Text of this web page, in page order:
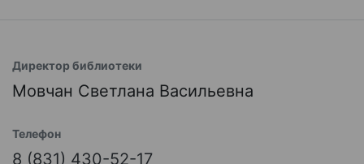
Директор библиотеки
Мовчан Светлана Васильевна
Телефон
8 (831) 430-52-17